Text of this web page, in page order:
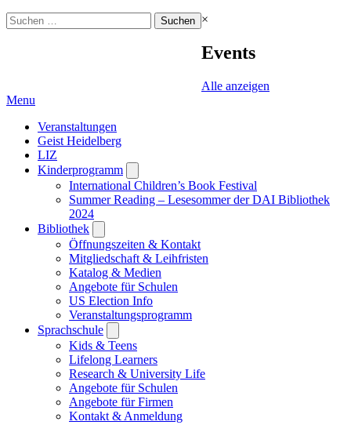
Suchen
nach:
×
Events
Alle anzeigen
Menu
Veranstaltungen
Geist Heidelberg
LIZ
Kinderprogramm
submenu
International Children’s Book Festival
Summer Reading – Lesesommer der DAI Bibliothek
2024
Bibliothek
submenu
Öffnungszeiten & Kontakt
Mitgliedschaft & Leihfristen
Katalog & Medien
Angebote für Schulen
US Election Info
Veranstaltungsprogramm
Sprachschule
submenu
Kids & Teens
Lifelong Learners
Research & University Life
Angebote für Schulen
Angebote für Firmen
Kontakt & Anmeldung